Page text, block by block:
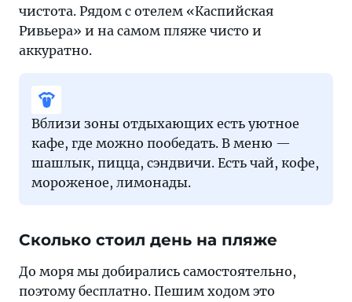
чистота. Рядом с отелем «Каспийская
Ривьера» и на самом пляже чисто и
аккуратно.
Вблизи зоны отдыхающих есть уютное
кафе, где можно пообедать. В меню —
шашлык, пицца, сэндвичи. Есть чай, кофе,
мороженое, лимонады.
Сколько стоил день на пляже
До моря мы добирались самостоятельно,
поэтому бесплатно. Пешим ходом это